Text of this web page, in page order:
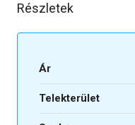
Részletek
Ár
Telekterület